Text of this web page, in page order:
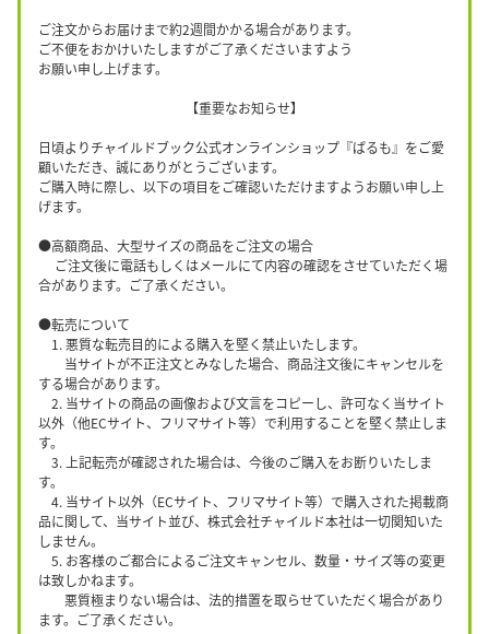
ご注文からお届けまで約2週間かかる場合があります。
ご不便をおかけいたしますがご了承くださいますよう
お願い申し上げます。
【重要なお知らせ】
日頃よりチャイルドブック公式オンラインショップ『ぱるも』をご愛
顧いただき、誠にありがとうございます。
ご購入時に際し、以下の項目をご確認いただけますようお願い申し上
げます。
●高額商品、大型サイズの商品をご注文の場合
ご注文後に電話もしくはメールにて内容の確認をさせていただく場
合があります。ご了承ください。
●転売について
1. 悪質な転売目的による購入を堅く禁止いたします。
当サイトが不正注文とみなした場合、商品注文後にキャンセルを
する場合があります。
2. 当サイトの商品の画像および文言をコピーし、許可なく当サイト
以外（他ECサイト、フリマサイト等）で利用することを堅く禁止しま
す。
3. 上記転売が確認された場合は、今後のご購入をお断りいたしま
す。
4. 当サイト以外（ECサイト、フリマサイト等）で購入された掲載商
品に関して、当サイト並び、株式会社チャイルド本社は一切関知いた
しません。
5. お客様のご都合によるご注文キャンセル、数量・サイズ等の変更
は致しかねます。
悪質極まりない場合は、法的措置を取らせていただく場合があり
ます。ご了承ください。